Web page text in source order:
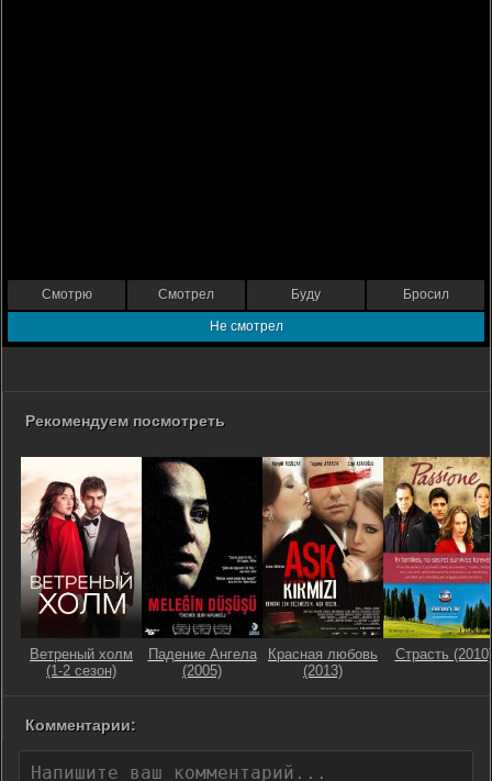
Смотрю Смотрел Буду Бросил
Не смотрел
Рекомендуем посмотреть
Ветреный холм
(1-2 сезон)
Падение Ангела
(2005)
Красная любовь
(2013)
Страсть (2010)
Комментарии: